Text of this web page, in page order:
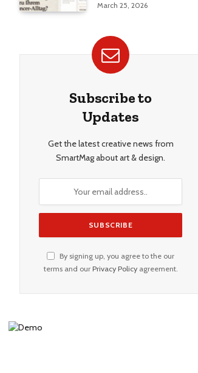
Businesses
March 25, 2026
Subscribe to
Updates
Get the latest creative news from
SmartMag about art & design.
By signing up, you agree to the our
terms and our Privacy Policyagreement.